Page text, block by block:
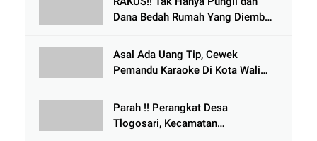
Dana Bedah Rumah Yang Diembat,
Tlogowungu, di Duga
Selewengkan Bantuan Mushola
Asal Ada Uang Tip, Cewek
Pemandu Karaoke Di Kota Wali
Parah !! Perangkat Desa
Tlogosari, Kecamatan